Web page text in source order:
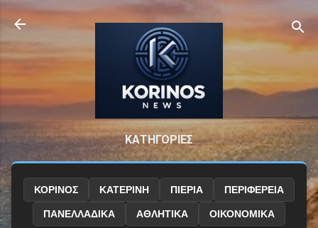
Μετάβαση στο κύριο περιεχόμενο
ΚΑΤΗΓΟΡΙΕΣ
ΚΟΡΙΝΟΣ ΚΑΤΕΡΙΝΗ ΠΙΕΡΙΑ ΠΕΡΙΦΕΡΕΙΑ
ΠΑΝΕΛΛΑΔΙΚΑ ΑΘΛΗΤΙΚΑ ΟΙΚΟΝΟΜΙΚΑ